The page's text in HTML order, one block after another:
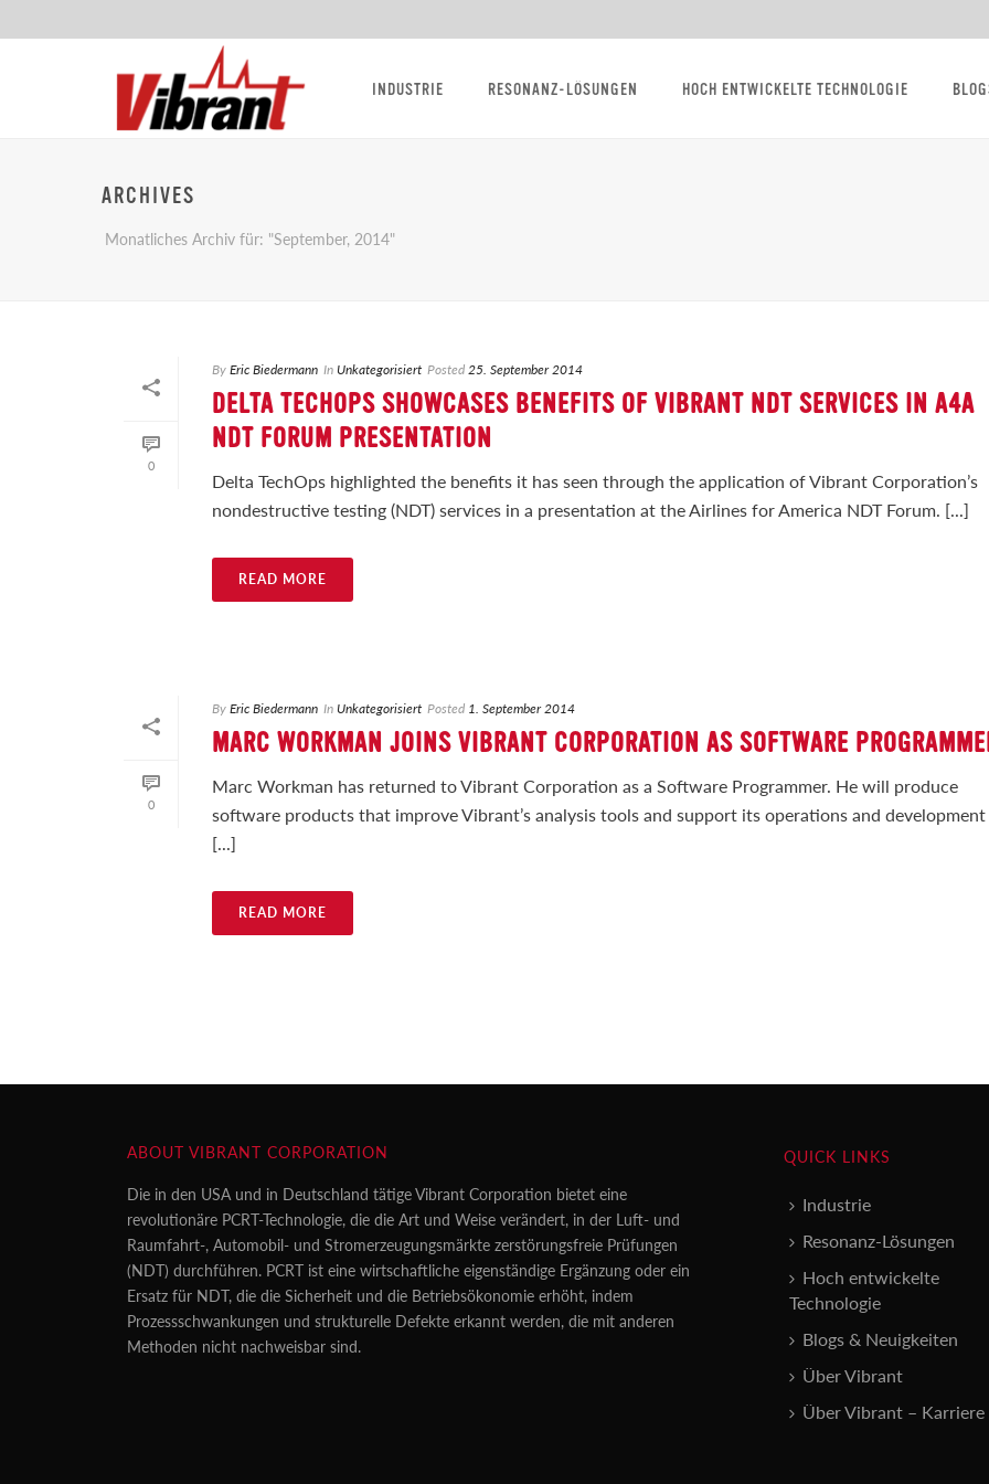
INDUSTRIE RESONANZ-LÖSUNGEN HOCH ENTWICKELTE TECHNOLOGIE
ARCHIVES
Monatliches Archiv für: "September, 2014"
0
ByEric Biedermann In Unkategorisiert Posted25. September 2014
DELTA TECHOPS SHOWCASES BENEFITS OF VIBRANT NDT SERVICES IN A4A
NDT FORUM PRESENTATION
Delta TechOps highlighted the benefits it has seen through the application of Vibrant Corporation’s
nondestructive testing (NDT) services in a presentation at the Airlines for America NDT Forum. [...]
READ MORE
0
ByEric Biedermann In Unkategorisiert Posted 1. September 2014
MARC WORKMAN JOINS VIBRANT CORPORATION AS SOFTWARE
Marc Workman has returned to Vibrant Corporation as a Software Programmer. He will produce
software products that improve Vibrant’s analysis tools and support its operations and development
[...]
READ MORE
ABOUT VIBRANT CORPORATION
Die in den USA und in Deutschland tätige Vibrant Corporation bietet eine
revolutionäre PCRT-Technologie, die die Art und Weise verändert, in der Luft- und
Raumfahrt-, Automobil- und Stromerzeugungsmärkte zerstörungsfreie Prüfungen
(NDT) durchführen. PCRT ist eine wirtschaftliche eigenständige Ergänzung oder ein
Ersatz für NDT, die die Sicherheit und die Betriebsökonomie erhöht, indem
Prozessschwankungen und strukturelle Defekte erkannt werden, die mit anderen
Methoden nicht nachweisbar sind.
QUICK LINKS
Industrie
Resonanz-Lösungen
Hoch entwickelte
Technologie
Blogs & Neuigkeiten
Über Vibrant
Über Vibrant – Karriere